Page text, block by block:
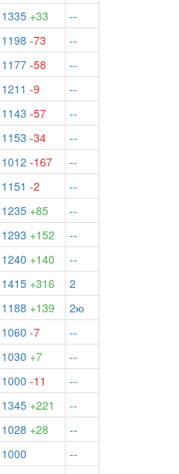
1335 +33
--
1198 -73
--
1177 -58
--
1211 -9
--
1143 -57
--
1153 -34
--
1012 -167
--
1151 -2
--
1235 +85
--
1293 +152
--
1240 +140
--
1415 +316
2
1188 +139
2ю
1060 -7
--
1030 +7
--
1000 -11
--
1345 +221
--
1028 +28
--
1000
--